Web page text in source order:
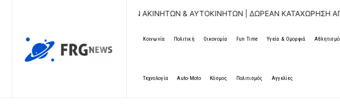
ΚΑΤΑΧΩΡΗΣΗ ΑΓΓΕΛΙΩΝ ΑΚΙΝΗΤΩΝ & ΑΥΤΟΚΙΝΗΤΩΝ | ΔΩΡΕΑΝ ΚΑΤΑΧΩΡΗΣΗ ΑΓΓΕΛΙΩΝ
Κοινωνία Πολιτική Οικονομία Fun Time Υγεία & Ομορφιά
Τεχνολογία Auto-Moto Κόσμος Πολιτισμός Αγγελίες